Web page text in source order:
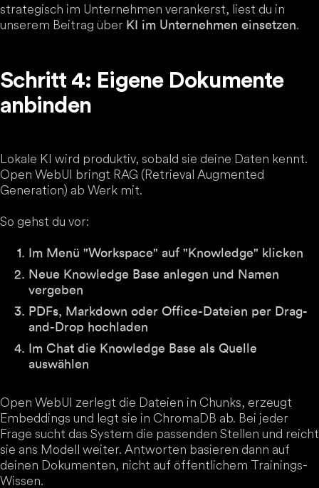
strategisch im Unternehmen verankerst, liest du in
unserem Beitrag über KI im Unternehmen einsetzen.
Schritt 4: Eigene Dokumente
anbinden
Lokale KI wird produktiv, sobald sie deine Daten kennt.
Open WebUI bringt RAG (Retrieval Augmented
Generation) ab Werk mit.
So gehst du vor:
Im Menü "Workspace" auf "Knowledge" klicken
Neue Knowledge Base anlegen und Namen
vergeben
PDFs, Markdown oder Office-Dateien per Drag-
and-Drop hochladen
Im Chat die Knowledge Base als Quelle
auswählen
Open WebUI zerlegt die Dateien in Chunks, erzeugt
Embeddings und legt sie in ChromaDB ab. Bei jeder
Frage sucht das System die passenden Stellen und reicht
sie ans Modell weiter. Antworten basieren dann auf
deinen Dokumenten, nicht auf öffentlichem Trainings-
Wissen.